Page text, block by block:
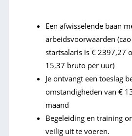
Een afwisselende baan
arbeidsvoorwaarden
startsalaris is € 2397,27
15,37 bruto per uur)
Je ontvangt een toeslag
omstandigheden van €
maand
Begeleiding en training
veilig uit te voeren.